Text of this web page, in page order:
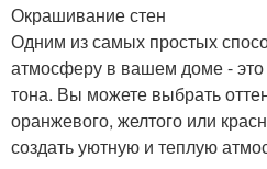
Окрашивание стен
Одним из самых простых
атмосферу в вашем доме - это
тона. Вы можете выбрать
оранжевого, желтого или
создать уютную и теплую